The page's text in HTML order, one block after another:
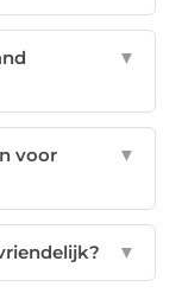
▼
voor
▼
▼